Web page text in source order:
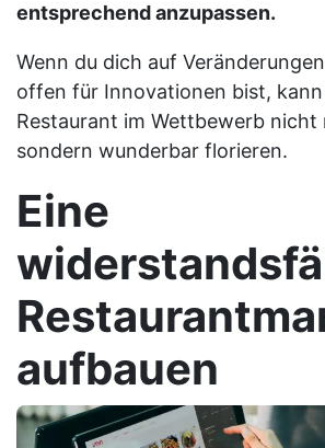
entsprechend anzupassen.
Wenn du dich auf
offen für Innovationen bist,
Restaurant im Wettbewerb nicht
sondern wunderbar florieren.
Eine
aufbauen